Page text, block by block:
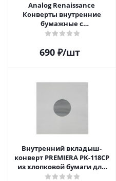
Analog Renaissance
Конверты внутренние
бумажные с
антистатическим пакетом
Audiophile Paper+Plastic (10
690 ₽/шт
Внутренний вкладыш-
конверт PREMIERA PK-118CP
из хлопковой бумаги для
12" виниловой пластинки 1